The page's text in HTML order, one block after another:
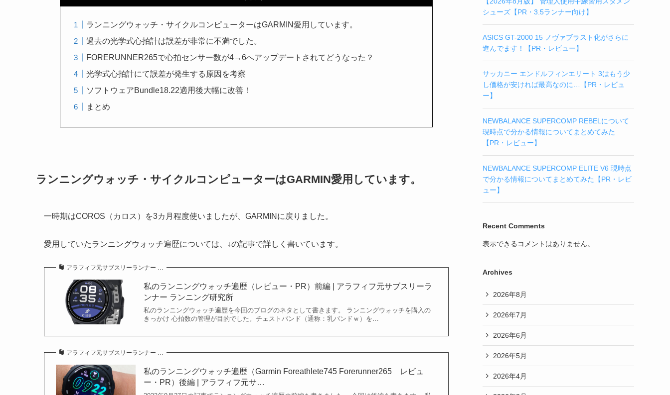
ランニングウォッチ・サイクルコンピューターはGARMIN愛用しています。
過去の光学式心拍計は誤差が非常に不満でした。
FORERUNNER265で心拍センサー数が4→6へアップデートされてどうなった？
光学式心拍計にて誤差が発生する原因を考察
ソフトウェアBundle18.22適用後大幅に改善！
まとめ
ランニングウォッチ・サイクルコンピューターはGARMIN愛用しています。
一時期はCOROS（カロス）を3カ月程度使いましたが、GARMINに戻りました。
愛用していたランニングウォッチ遍歴については、↓の記事で詳しく書いています。
アラフィフ元サブスリーランナー …
私のランニングウォッチ遍歴（レビュー・PR）前編 | アラフィフ元サブスリーラ
ンナー ランニング研究所
私のランニングウォッチ遍歴を今回のブログのネタとして書きます。 ランニングウォッチを購入の
きっかけ 心拍数の管理が目的でした。チェストバンド（通称：乳バンドｗ）を…
アラフィフ元サブスリーランナー …
私のランニングウォッチ遍歴（Garmin Foreathlete745 Forerunner265 レビュ
ー・PR）後編 | アラフィフ元サ…
シューズ【PR・3.5ランナー向け】
ASICS GT-2000 15 ノヴァブラスト化がさらに
進んでます！【PR・レビュー】
サッカニー エンドルフィンエリート 3はもう少
し価格が安ければ最高なのに…【PR・レビュ
ー】
NEWBALANCE SUPERCOMP REBELについて
現時点で分かる情報についてまとめてみた
【PR・レビュー】
NEWBALANCE SUPERCOMP ELITE V6 現時点
で分かる情報についてまとめてみた【PR・レビ
ュー】
Recent Comments
表示できるコメントはありません。
Archives
2026年8月
2026年7月
2026年6月
2026年5月
2026年4月